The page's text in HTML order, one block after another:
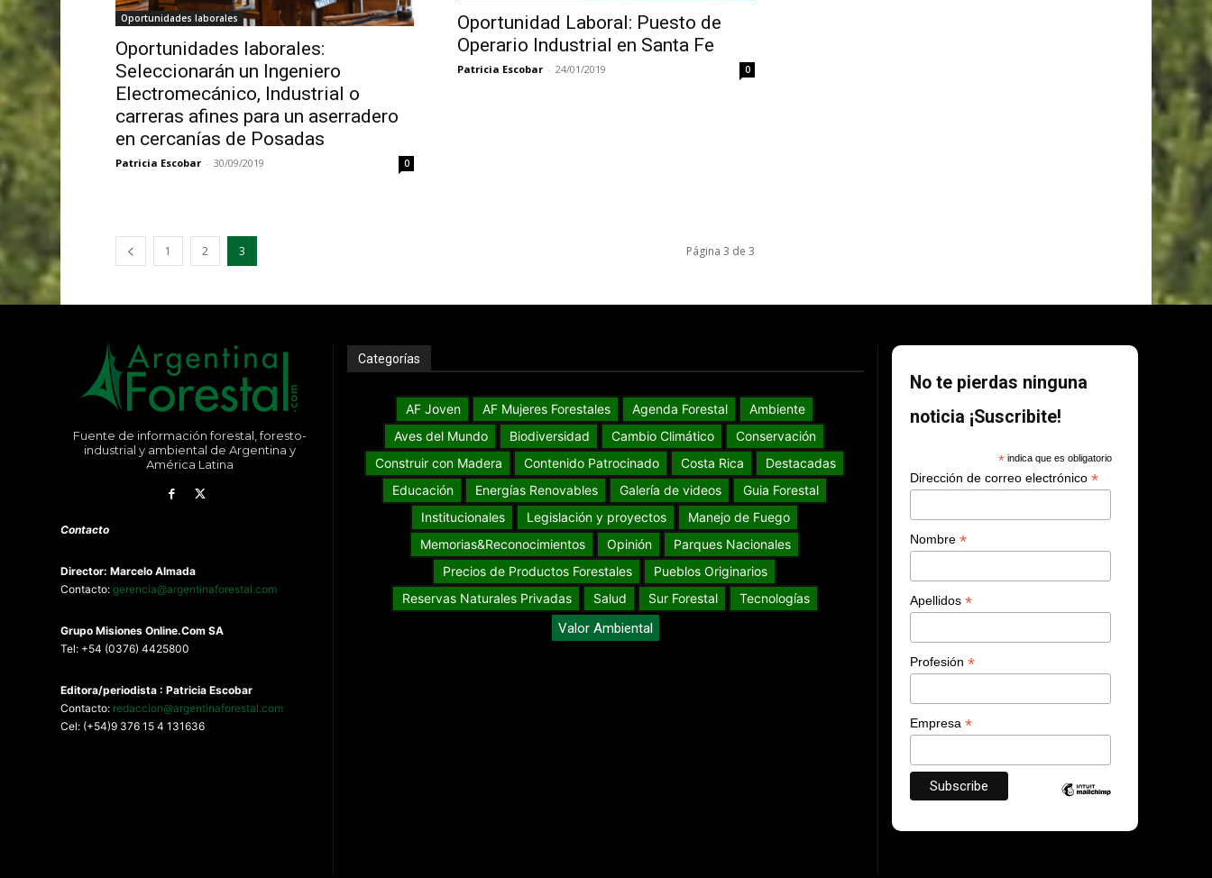
Oportunidades laborales
Oportunidades laborales:
Seleccionarán un Ingeniero
Electromecánico, Industrial o
carreras afines para un aserradero
en cercanías de Posadas
Patricia Escobar - 30/09/2019 0
Oportunidad Laboral: Puesto de
Operario Industrial en Santa Fe
Patricia Escobar - 24/01/2019 0
1 2 3 Página 3 de 3
Fuente de información forestal, foresto-
industrial y ambiental de Argentina y
América Latina
Contacto
Director: Marcelo Almada
Contacto: gerencia@argentinaforestal.com
Grupo MisionesOnline.Com SA
Tel: +54 (0376) 4425800
Editora/periodista : Patricia Escobar
Contacto: redaccion@argentinaforestal.com
Cel: (+54)9 376 15 4 131636
Categorías
AF Joven AF Mujeres Forestales Agenda Forestal
Ambiente
Aves del Mundo
Biodiversidad Cambio Climático
Conservación
Construir con Madera
Contenido Patrocinado Costa Rica
Destacadas
Educación
Energías Renovables Galería de videos
Guia Forestal
Institucionales
Legislación y proyectos
Manejo de Fuego
Memorias&Reconocimientos
Opinión
Parques Nacionales
Precios de Productos Forestales
Pueblos Originarios
Reservas Naturales Privadas
Salud Sur Forestal Tecnologías
Valor Ambiental
No te pierdas ninguna
noticia ¡Suscribite!
*indica que es obligatorio
Dirección de correo electrónico*
Nombre*
Apellidos*
Profesión*
Empresa*